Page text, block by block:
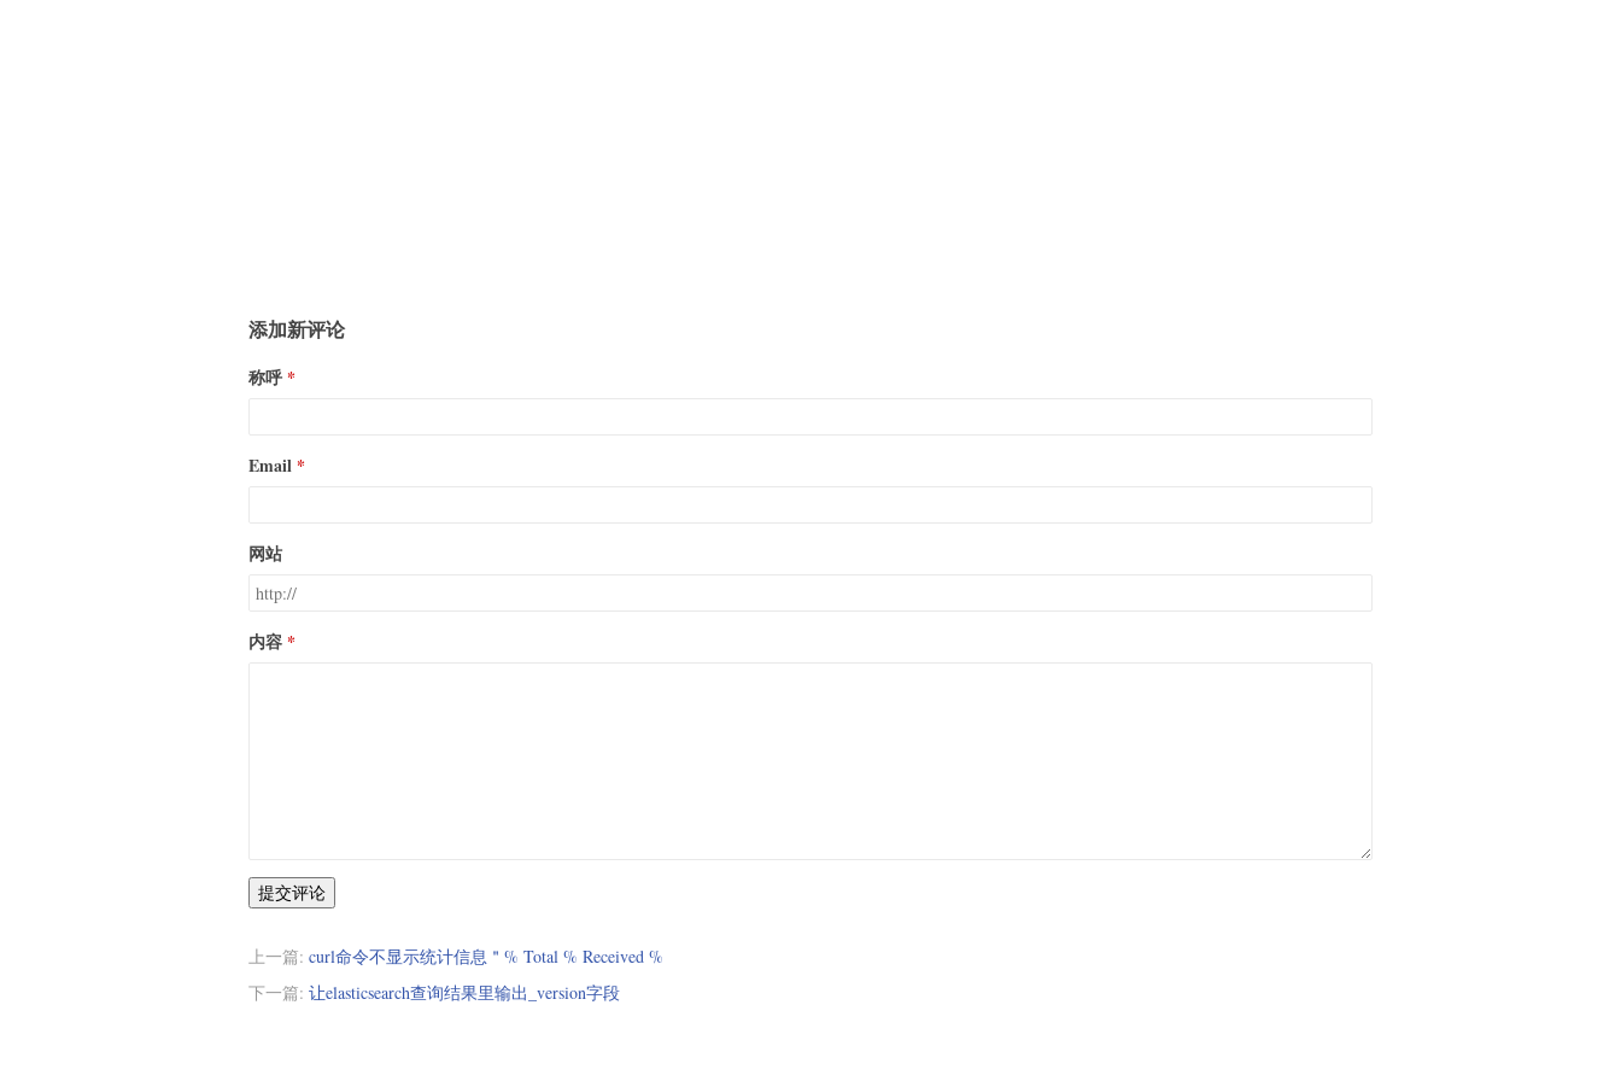
添加新评论
称呼
Email
网站
内容
提交评论
上一篇: curl命令不显示统计信息＂% Total % Received %
下一篇: 让elasticsearch查询结果里输出_version字段